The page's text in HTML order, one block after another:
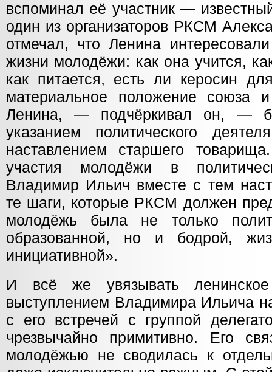
вспоминал её участник —
один из организаторов РКСМ
отмечал, что Ленина
жизни молодёжи: как она учится,
как питается, есть ли керосин
материальное положение союза
Ленина, — подчёркивал он, —
указанием политического
наставлением старшего
участия молодёжи в
Владимир Ильич вместе с тем
те шаги, которые РКСМ должен
молодёжь была не только
образованной, но и бодрой,
инициативной».
И всё же увязывать
выступлением Владимира Ильича
с его встречей с группой
чрезвычайно примитивно. Его
молодёжью не сводилась к